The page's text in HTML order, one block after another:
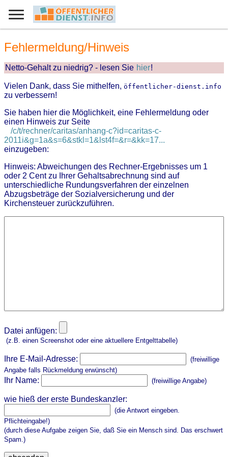
Fehlermeldung/Hinweis
Netto-Gehalt zu niedrig? - lesen Sie hier!
Vielen Dank, dass Sie mithelfen, öffentlicher-dienst.info
zu verbessern!
Sie haben hier die Möglichkeit, eine Fehlermeldung oder
einen Hinweis zur Seite
/c/t/rechner/caritas/anhang-c?id=caritas-c-
2011i&g=1a&s=6&stkl=1&lst4f=&r=&kk=17...
einzugeben:
Hinweis: Abweichungen des Rechner-Ergebnisses um 1
oder 2 Cent zu Ihrer Gehaltsabrechnung sind auf
unterschiedliche Rundungsverfahren der einzelnen
Abzugsbeträge der Sozialversicherung und der
Kirchensteuer zurückzuführen.
Datei anfügen:
(z.B. einen Screenshot oder eine aktuellere Entgelttabelle)
Ihre E-Mail-Adresse:
(freiwillige
Angabe falls Rückmeldung erwünscht)
Ihr Name: (freiwillige Angabe)
wie hieß der erste Bundeskanzler:
(die Antwort eingeben.
Pflichteingabe!)
(durch diese Aufgabe zeigen Sie, daß Sie ein Mensch sind. Das erschwert
Spam.)